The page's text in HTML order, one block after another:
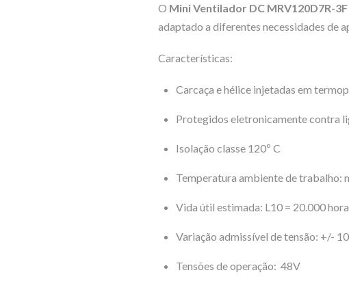
O Mini Ventilador DC MRV120D7R-
adaptado a diferentes necessidades de
Características:
Carcaça e hélice injetadas em
Protegidos eletronicamente contra
Isolação classe 120º C
Temperatura ambiente de trabalho:
Vida útil estimada: L10 = 20.000
Variação admissível de tensão: +/-
Tensões de operação: 48V